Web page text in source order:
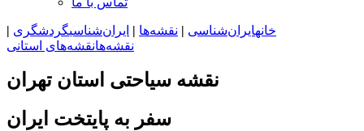
خانهایران‌شناسی | نقشه‌ها | ایران‌شناسیگردشگری |
نقشه‌هانقشه‌های استانی
نقشه سیاحتی استان تهران
سفر به پایتخت ایران